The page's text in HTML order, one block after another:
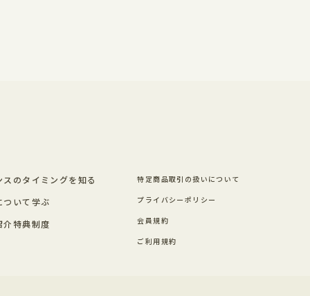
スのタイミングを知る
ついて学ぶ
介特典制度
特定商品取引の扱いについて
プライバシーポリシー
会員規約
ご利用規約